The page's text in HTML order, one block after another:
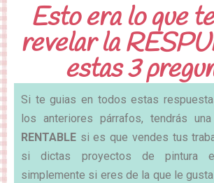
Esto era lo que
revelar la
estas 3
Si te guias en todos estas
los anteriores párrafos, tendrás una
RENTABLE si es que vendes tus
si dictas proyectos de pintura
simplemente si eres de la que le